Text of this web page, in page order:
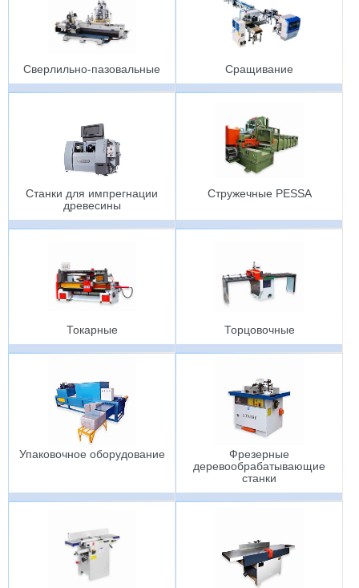
Сверлильно-пазовальные Сращивание
Станки для импрегнации
древесины
Стружечные PESSA
Токарные Торцовочные
Упаковочное оборудование
Фрезерные
деревообрабатывающие
станки